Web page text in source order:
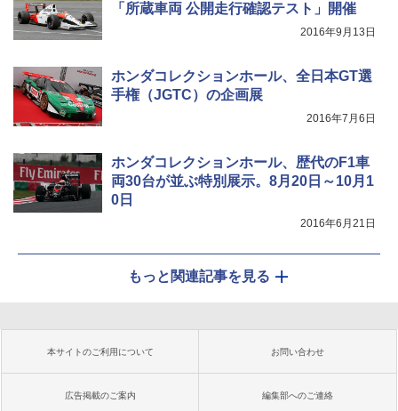
「所蔵車両 公開走行確認テスト」開催
2016年9月13日
ホンダコレクションホール、全日本GT選
手権（JGTC）の企画展
2016年7月6日
ホンダコレクションホール、歴代のF1車
両30台が並ぶ特別展示。8月20日～10月1
0日
2016年6月21日
もっと関連記事を見る
本サイトのご利用について お問い合わせ
広告掲載のご案内 編集部へのご連絡